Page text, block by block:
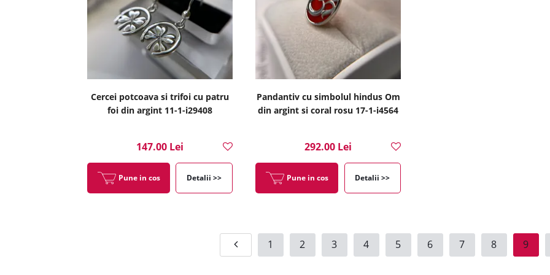
Cercei potcoava si trifoi cu patru
foi din argint 11-1-i29408
147.00 Lei
Pune in cos Detalii >>
Pandantiv cu simbolul hindus Om
din argint si coral rosu 17-1-i4564
292.00 Lei
Pune in cos Detalii >>
1 2 3 4 5 6 7 8 9